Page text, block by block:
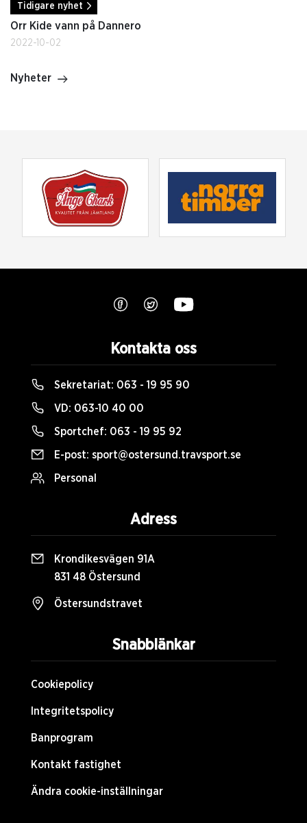
Tidigare nyhet
Orr Kide vann på Dannero
2022-10-02
Nyheter
Snabblänkar
Cookiepolicy
Integritetspolicy
Banprogram
Kontakt fastighet
Ändra cookie-inställningar
Kontakta oss
Sekretariat: 063 - 19 95 90
VD: 063-10 40 00
Sportchef: 063 - 19 95 92
E-post: sport@ostersund.travsport.se
Personal
Adress
Krondikesvägen 91A
831 48 Östersund
Östersundstravet